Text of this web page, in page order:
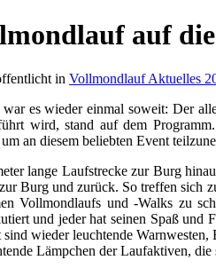
auf
in Vollmondlauf Aktuelles
es wieder einmal soweit: Der
wird, stand auf dem
an diesem beliebten Event
lange Laufstrecke zur Burg
Burg und zurück. So treffen sich
Vollmondlaufs und -Walks zu
und jeder hat seinen Spaß und
wieder leuchtende
Lämpchen der Laufaktiven, die